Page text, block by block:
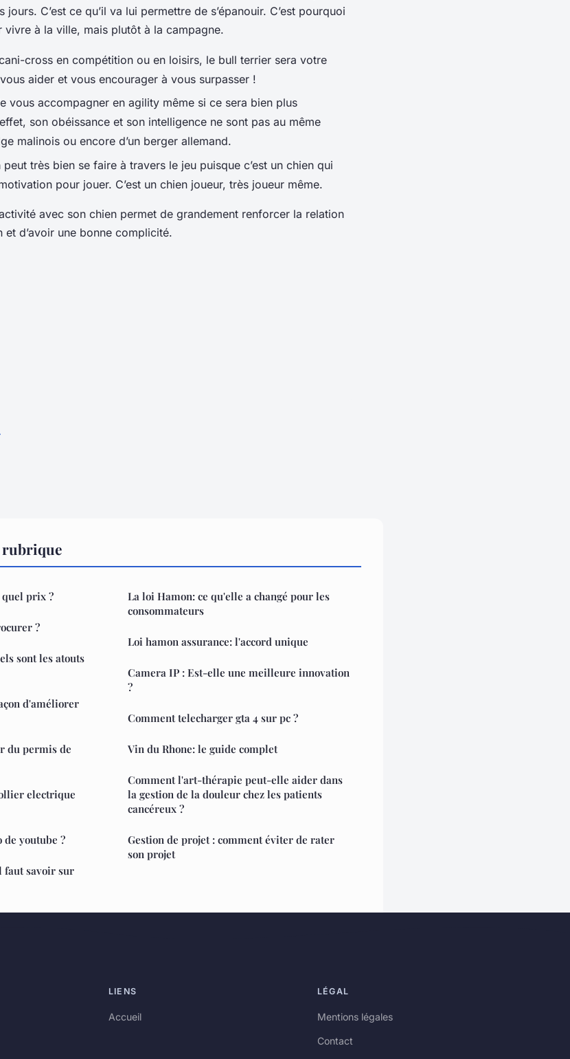
C’est ce qu’il va lui permettre de s’épanouir. C’est pourquoi
vivre à la ville, mais plutôt à la campagne.
cross en compétition ou en loisirs, le bull terrier sera votre
aider et vous encourager à vous surpasser !
vous accompagner en agility même si ce sera bien plus
son obéissance et son intelligence ne sont pas au même
malinois ou encore d’un berger allemand.
peut très bien se faire à travers le jeu puisque c’est un chien qui
pour jouer. C’est un chien joueur, très joueur même.
avec son chien permet de grandement renforcer la relation
d’avoir une bonne complicité.
rubrique
prix ?
?
sont les atouts
d'améliorer
du permis de
electrique
youtube ?
faut savoir sur
La loi Hamon: ce qu'elle a changé pour les
consommateurs
Loi hamon assurance: l'accord unique
Camera IP : Est-elle une meilleure innovation
?
Comment telecharger gta 4 sur pc ?
Vin du Rhone: le guide complet
Comment l'art-thérapie peut-elle aider dans
la gestion de la douleur chez les patients
cancéreux ?
Gestion de projet : comment éviter de rater
son projet
LIENS
Accueil
LÉGAL
Mentions légales
Contact